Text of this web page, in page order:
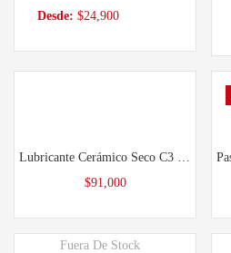
Desde: $24,900
$91,000
Fuera De Stock